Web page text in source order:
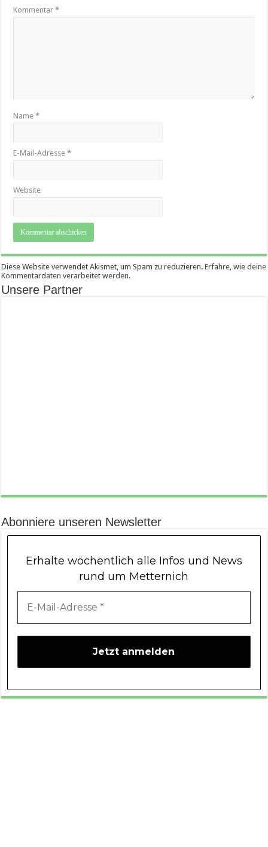
Kommentar*
Name*
E-Mail-Adresse*
Website
Diese Website verwendet Akismet, um Spam zu reduzieren.Erfahre, wie deine
Kommentardaten verarbeitet werden.
Unsere Partner
Abonniere unseren Newsletter
Erhalte wöchentlich alle Infos und News
rund um Metternich